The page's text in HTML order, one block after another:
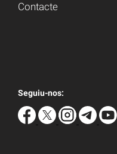
Contacte
Seguiu-nos: